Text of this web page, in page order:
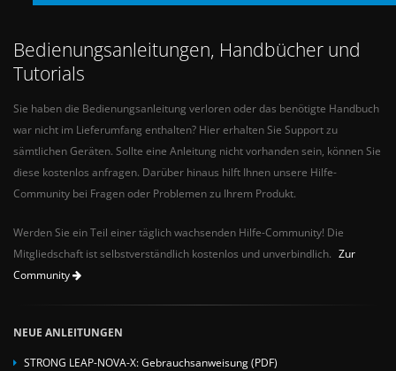
Bedienungsanleitungen, Handbücher und
Tutorials
Sie haben die Bedienungsanleitung verloren oder das benötigte Handbuch
war nicht im Lieferumfang enthalten? Hier erhalten Sie Support zu
sämtlichen Geräten. Sollte eine Anleitung nicht vorhanden sein, können Sie
diese kostenlos anfragen. Darüber hinaus hilft Ihnen unsere Hilfe-
Community bei Fragen oder Problemen zu Ihrem Produkt.
Werden Sie ein Teil einer täglich wachsenden Hilfe-Community! Die
Mitgliedschaft ist selbstverständlich kostenlos und unverbindlich. Zur
Community
NEUE ANLEITUNGEN
STRONG LEAP-NOVA-X: Gebrauchsanweisung (PDF)